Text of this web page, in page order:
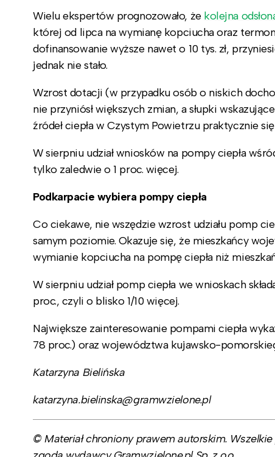
Wielu ekspertów prognozowało, że kolejna
której od lipca na wymianę kopciucha oraz
dofinansowanie wyższe nawet o 10 tys. zł,
jednak nie stało.
Wzrost dotacji (w przypadku osób o niskich
nie przyniósł większych zmian, a słupki
źródeł ciepła w Czystym Powietrzu praktycznie się
W sierpniu udział wniosków na pompy ciepła
tylko zaledwie o 1 proc. więcej.
Podkarpacie wybiera pompy ciepła
Co ciekawe, nie wszędzie wzrost udziału pomp
samym poziomie. Okazuje się, że mieszkańcy
wymianie kopciucha na pompę ciepła niż
W sierpniu udział pomp ciepła we wnioskach
proc., czyli o blisko 1/10 więcej.
Największe zainteresowanie pompami ciepła
78 proc.) oraz województwa kujawsko-
Katarzyna Bielińska
katarzyna.bielinska@gramwzielone.pl
© Materiał chroniony prawem autorskim.